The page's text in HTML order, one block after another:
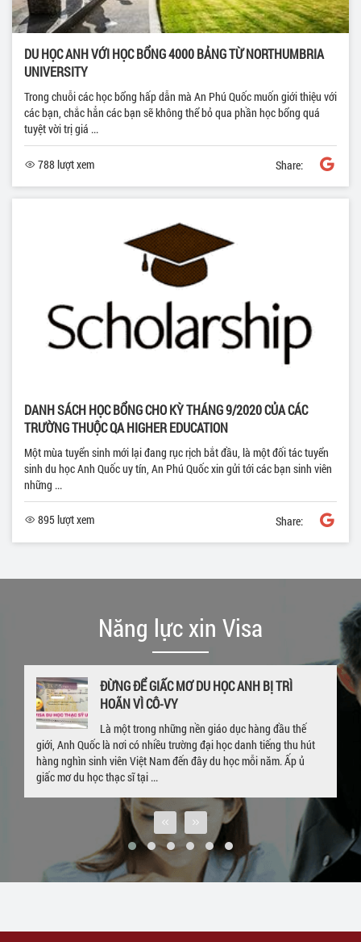
DU HỌC ANH VỚI HỌC BỔNG 4000 BẢNG TỪ NORTHUMBRIA
UNIVERSITY
Trong chuỗi các học bổng hấp dẫn mà An Phú Quốc muốn giới thiệu với
các bạn, chắc hẳn các bạn sẽ không thể bỏ qua phần học bổng quá
tuyệt vời trị giá ...
788 lượt xem Share:
DANH SÁCH HỌC BỔNG CHO KỲ THÁNG 9/2020 CỦA CÁC
TRƯỜNG THUỘC QA HIGHER EDUCATION
Một mùa tuyển sinh mới lại đang rục rịch bắt đầu, là một đối tác tuyển
sinh du học Anh Quốc uy tín, An Phú Quốc xin gửi tới các bạn sinh viên
những ...
895 lượt xem Share:
Năng lực xin Visa
ĐỪNG ĐỂ GIẤC MƠ DU HỌC ANH BỊ TRÌ
HOÃN VÌ CÔ-VY
Là một trong những nền giáo dục hàng đầu thế
giới, Anh Quốc là nơi có nhiều trường đại học danh tiếng thu hút
hàng nghìn sinh viên Việt Nam đến đây du học mỗi năm. Ấp ủ
giấc mơ du học thạc sĩ tại ...